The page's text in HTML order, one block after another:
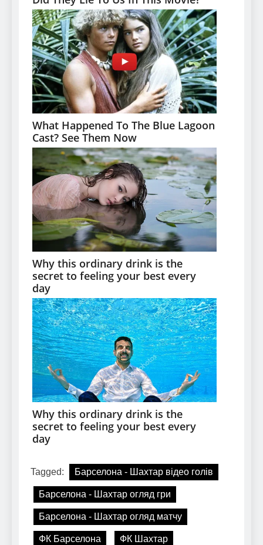
Tagged: Барселона - Шахтар відео голів
Барселона - Шахтар огляд гри
Барселона - Шахтар огляд матчу
ФК Барселона ФК Шахтар